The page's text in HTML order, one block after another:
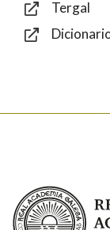
Tergal
Real Academia